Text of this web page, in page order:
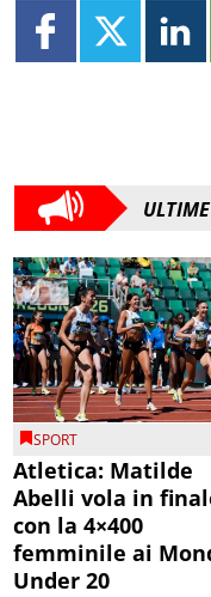
SPORT
Atletica: Matilde
Abelli vola in
con la 4×400
femminile ai
Under 20